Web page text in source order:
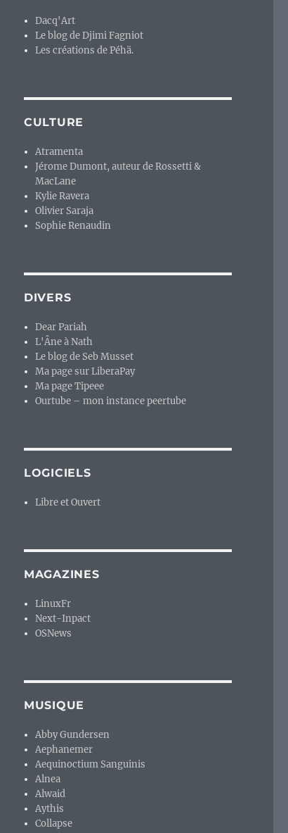
Dacq'Art
Le blog de Djimi Fagniot
Les créations de Péhä.
CULTURE
Atramenta
Jérome Dumont, auteur de Rossetti &
MacLane
Kylie Ravera
Olivier Saraja
Sophie Renaudin
DIVERS
Dear Pariah
L'Âne à Nath
Le blog de Seb Musset
Ma page sur LiberaPay
Ma page Tipeee
Ourtube – mon instance peertube
LOGICIELS
Libre et Ouvert
MAGAZINES
LinuxFr
Next-Inpact
OSNews
MUSIQUE
Abby Gundersen
Aephanemer
Aequinoctium Sanguinis
Alnea
Alwaid
Aythis
Collapse